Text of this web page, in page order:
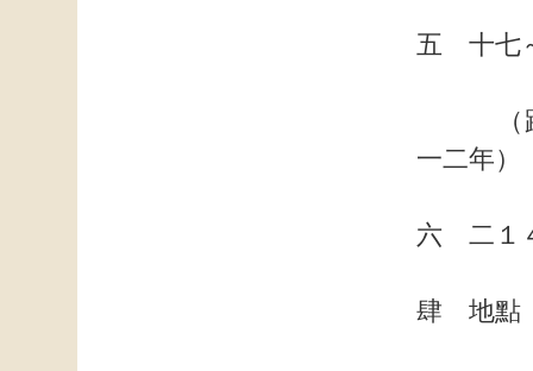
五 十
（路
一二年）
六 二１
肆 地點